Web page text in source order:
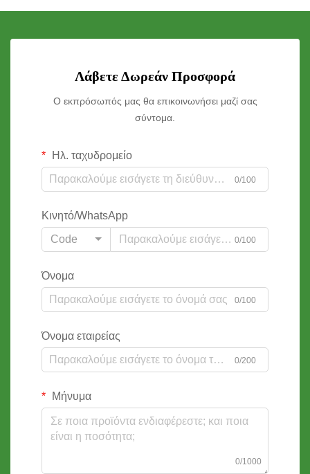
Λάβετε Δωρεάν Προσφορά
Ο εκπρόσωπός μας θα επικοινωνήσει μαζί σας
σύντομα.
Ηλ. ταχυδρομείο
0/100
Κινητό/WhatsApp
Code
0/100
Όνομα
0/100
Όνομα εταιρείας
0/200
Μήνυμα
0/1000